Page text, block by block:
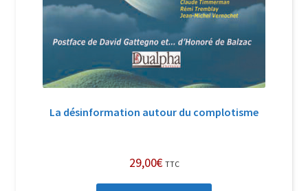
La désinformation autour du complotisme
29,00€ TTC